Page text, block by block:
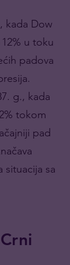
kada Dow
u toku
padova
g., kada
tokom
pad
situacija sa